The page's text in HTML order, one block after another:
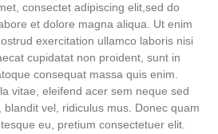
consectet adipiscing elit,sed do
et dolore magna aliqua. Ut enim
exercitation ullamco laboris nisi
cupidatat non proident, sunt in
consequat massa quis enim.
vitae, eleifend acer sem neque sed
vel, ridiculus mus. Donec quam
eu, pretium consectetuer elit.